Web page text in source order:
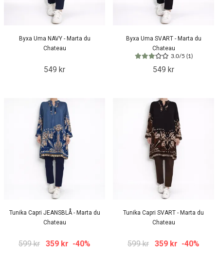
Byxa Uma NAVY - Marta du
Chateau
549 kr
Byxa Uma SVART - Marta du
Chateau
3.0/5 (1)
549 kr
Tunika Capri JEANSBLÅ - Marta du
Chateau
599 kr 359 kr -40%
Tunika Capri SVART - Marta du
Chateau
599 kr 359 kr -40%